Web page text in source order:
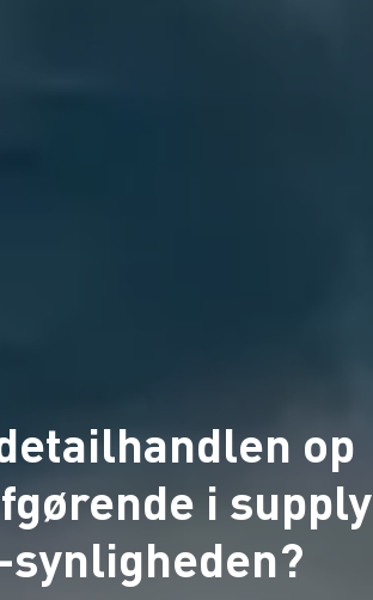
op
i supply
synligheden?